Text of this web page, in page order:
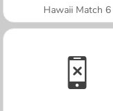
Hawaii Match 6